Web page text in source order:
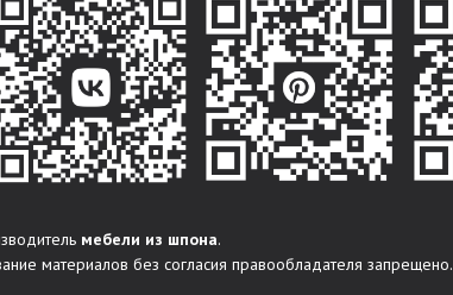
мебели из шпона.
материалов без согласия правообладателя запрещено.